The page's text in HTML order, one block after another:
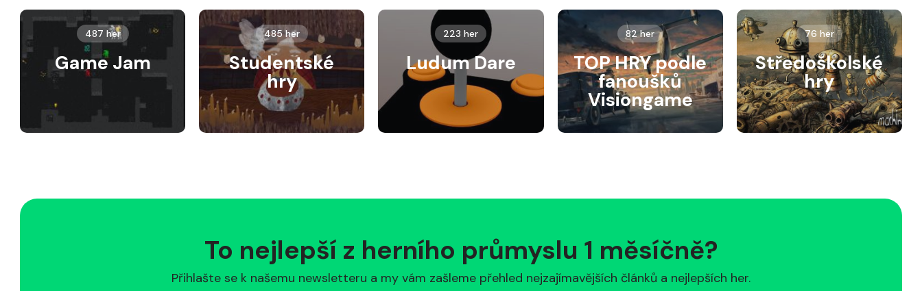
487 her
Game Jam
485 her
Studentské
hry
223 her
Ludum Dare
82 her
TOP HRY podle
fanoušků
Visiongame
76 her
Středoškolské
hry
To nejlepší z herního průmyslu 1 měsíčně?
Přihlašte se k našemu newsletteru a my vám zašleme přehled nejzajímavějších článků a nejlepších her.